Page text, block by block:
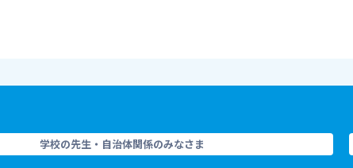
学校の先生・自治体関係のみなさま